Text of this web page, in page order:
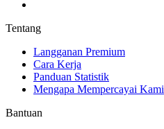
Tentang
Langganan Premium
Cara Kerja
Panduan Statistik
Mengapa Mempercayai Kami
Bantuan